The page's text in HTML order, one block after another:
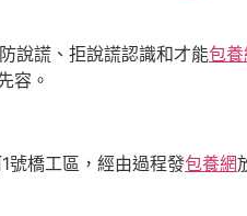
說謊、拒說謊認識和才能包養
容。
號橋工區，經由過程發包養網